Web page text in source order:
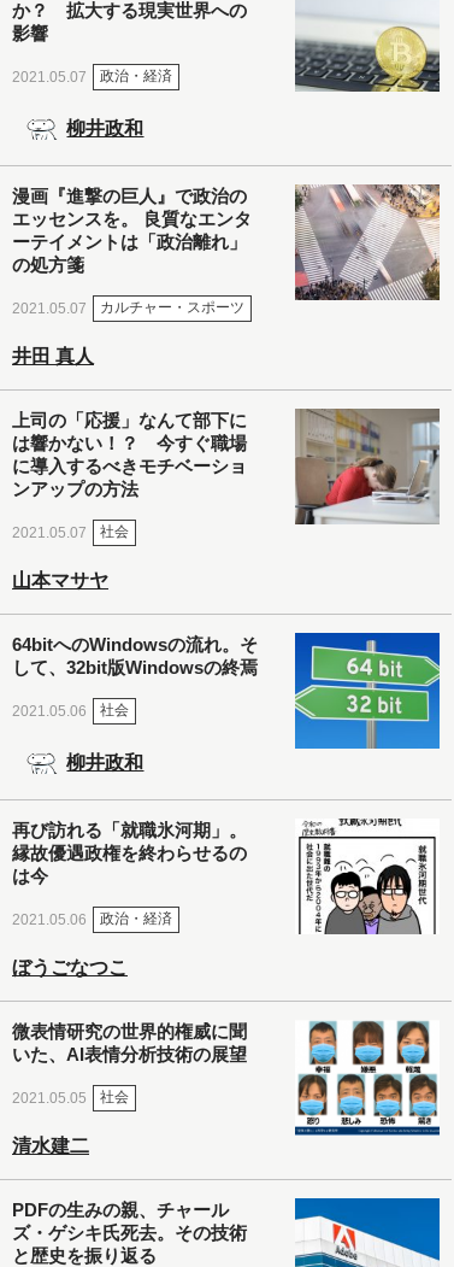
か？ 拡大する現実世界への
影響
2021.05.07 政治・経済
柳井政和
漫画『進撃の巨人』で政治の
エッセンスを。 良質なエンタ
ーテイメントは「政治離れ」
の処方箋
2021.05.07 カルチャー・スポーツ
井田 真人
上司の「応援」なんて部下に
は響かない！？ 今すぐ職場
に導入するべきモチベーショ
ンアップの方法
2021.05.07 社会
山本マサヤ
64bitへのWindowsの流れ。そ
して、32bit版Windowsの終焉
2021.05.06 社会
柳井政和
再び訪れる「就職氷河期」。
縁故優遇政権を終わらせるの
は今
2021.05.06 政治・経済
ぼうごなつこ
微表情研究の世界的権威に聞
いた、AI表情分析技術の展望
2021.05.05 社会
清水建二
PDFの生みの親、チャール
ズ・ゲシキ氏死去。その技術
と歴史を振り返る